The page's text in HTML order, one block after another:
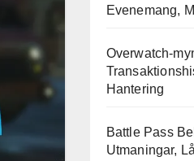
Evenemang,
Overwatch-
Hantering
Battle Pass
Utmaningar,